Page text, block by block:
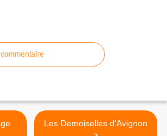
Les Demoiselles d'Avignon